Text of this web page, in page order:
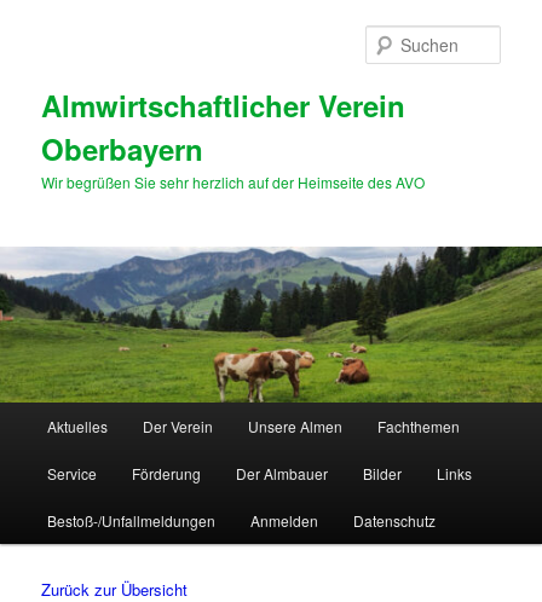
Almwirtschaftlicher Verein
Oberbayern
Wir begrüßen Sie sehr herzlich auf der Heimseite des AVO
Aktuelles Der Verein Unsere Almen Fachthemen
Service Förderung Der Almbauer Bilder Links
Bestoß-/Unfallmeldungen Anmelden Datenschutz
Zurück zur Übersicht